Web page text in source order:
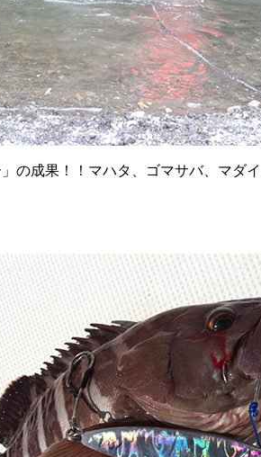
の成果！！マハタ、ゴマサバ、マダ